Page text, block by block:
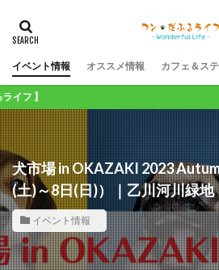
イベント情報 オススメ情報 カフェ＆ス
犬市場 in OKAZAKI 2023
(土)～8日(日)）｜乙川河川緑地
イベント情報